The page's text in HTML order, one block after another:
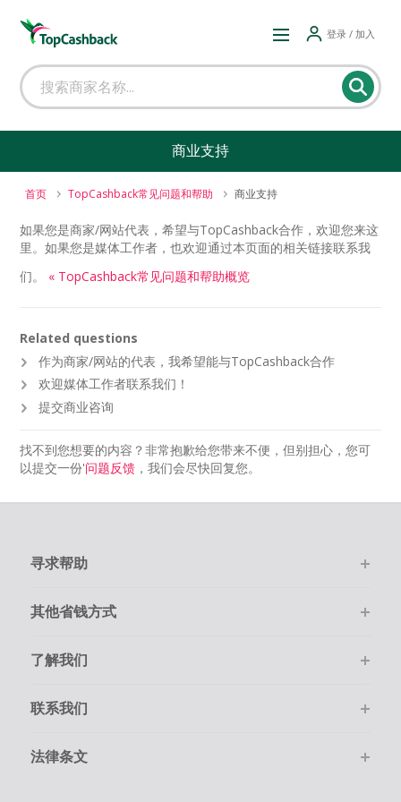
登录 / 加入
商业支持
首页 TopCashback常见问题和帮助 商业支持
如果您是商家/网站代表，希望与TopCashback合作，欢迎您来这
里。如果您是媒体工作者，也欢迎通过本页面的相关链接联系我
们。
« TopCashback常见问题和帮助概览
Related questions
作为商家/网站的代表，我希望能与TopCashback合作
欢迎媒体工作者联系我们！
提交商业咨询
找不到您想要的内容？非常抱歉给您带来不便，但别担心，您可
以提交一份'问题反馈 ，我们会尽快回复您。
寻求帮助
其他省钱方式
了解我们
联系我们
法律条文